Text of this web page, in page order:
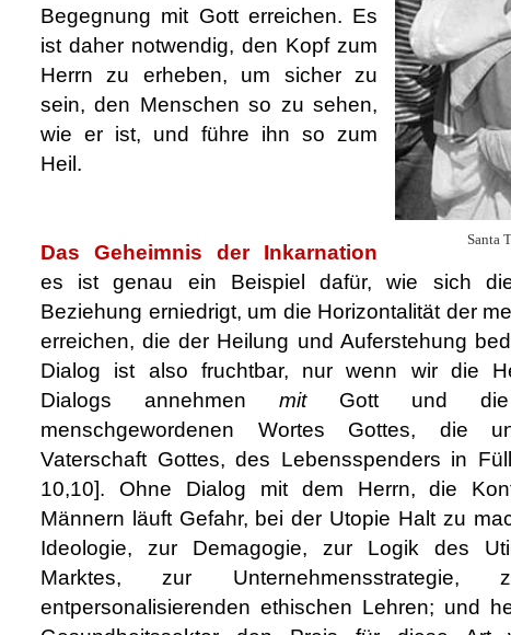
Santa
Begegnung mit Gott erreichen. Es
ist daher notwendig, den Kopf zum
Herrn zu erheben, um sicher zu
sein, den Menschen so zu sehen,
wie er ist, und führe ihn so zum
Heil.
Das Geheimnis der Inkarnation
es ist genau ein Beispiel dafür, wie sich
Beziehung erniedrigt, um die Horizontalität der
erreichen, die der Heilung und Auferstehung
Dialog ist also fruchtbar, nur wenn wir die
Dialogs annehmenmitGott und die
menschgewordenen Wortes Gottes, die
Vaterschaft Gottes, des Lebensspenders in
10,10]. Ohne Dialog mit dem Herrn, die
Männern läuft Gefahr, bei der Utopie Halt zu
Ideologie, zur Demagogie, zur Logik des
Marktes, zur
entpersonalisierenden ethischen Lehren; und